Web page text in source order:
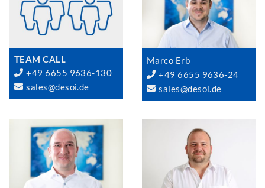
TEAM CALL
+49 6655 9636-130
sales@desoi.de
Marco Erb
+49 6655 9636-24
sales@desoi.de